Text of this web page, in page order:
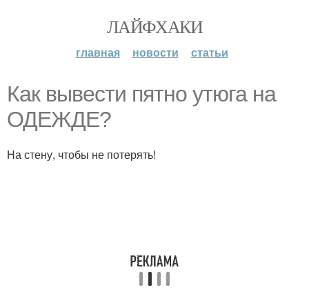
ЛАЙФХАКИ
главная новости статьи
Как вывести пятно утюга на
ОДЕЖДЕ?
На стену, чтобы не потерять!